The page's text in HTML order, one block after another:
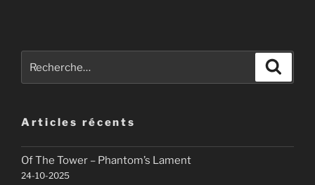
pour
Articles récents
Of The Tower – Phantom’s Lament
24-10-2025